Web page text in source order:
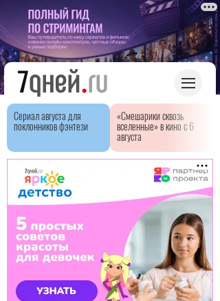
Сериал августа для
поклонников фэнтези
«Смешарики сквозь
вселенные» в кино с 6
августа